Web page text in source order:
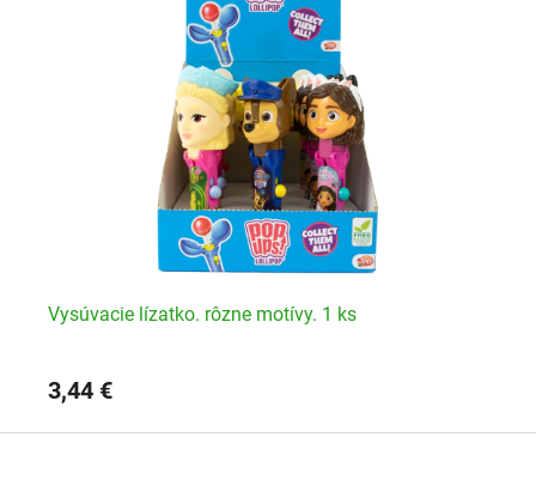
Vysúvacie lízatko. rôzne motívy. 1 ks
3,44 €